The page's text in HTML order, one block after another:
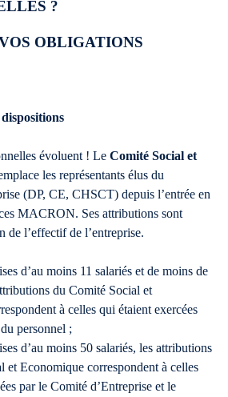
?
OBLIGATIONS
évoluent ! Le Comité Social et
les représentants élus du
(DP, CE, CHSCT) depuis l’entrée en
MACRON. Ses attributions sont
de l’effectif de l’entreprise.
d’au moins 11 salariés et de moins de
du Comité Social et
à celles qui étaient exercées
personnel ;
d’au moins 50 salariés, les attributions
et Economique correspondent à celles
par le Comité d’Entreprise et le